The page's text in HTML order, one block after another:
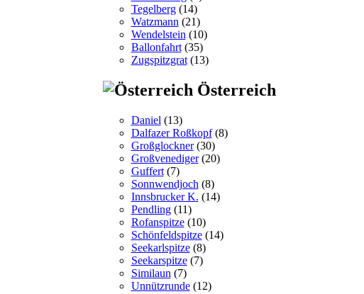
Tegelberg(14)
Watzmann (21)
Wendelstein (10)
Ballonfahrt(35)
Zugspitzgrat(13)
Österreich
Daniel (13)
Dalfazer Roßkopf(8)
Großglockner(30)
Großvenediger(20)
Guffert(7)
Sonnwendjoch (8)
Innsbrucker K. (14)
Pendling(11)
Rofanspitze(10)
Schönfeldspitze(14)
Seekarlspitze(8)
Seekarspitze(7)
Similaun (7)
Unnützrunde(12)